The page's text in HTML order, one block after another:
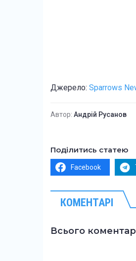
Джерело: Sparrows
Автор: Андрій Русанов
Поділитись статею
Facebook
КОМЕНТАРІ
Всього